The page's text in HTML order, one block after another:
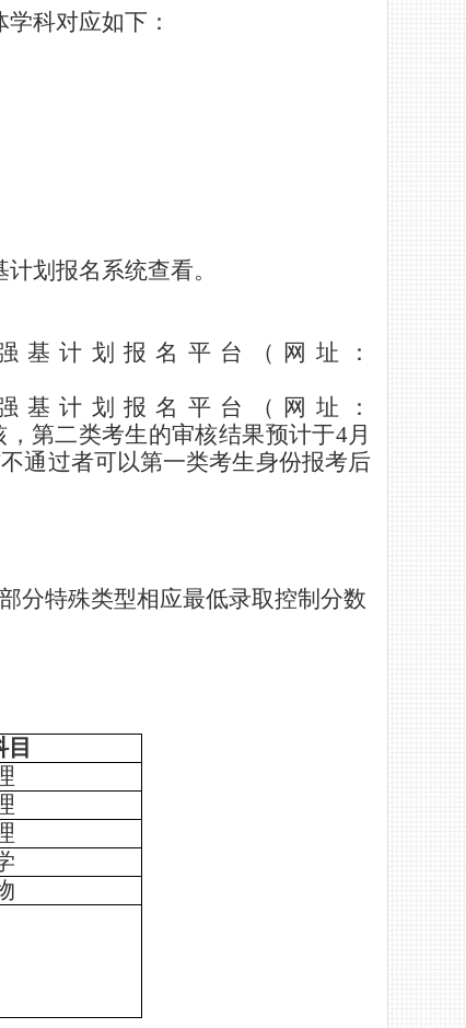
学科对应如下 ：
划报名系统查看。
基计划报名平台（网址：
基计划报名平台（网址：
第二类考生的审核结果预计于4月
通过者可以第一类考生身份报考后
分特殊类型相应最低录取控制分数